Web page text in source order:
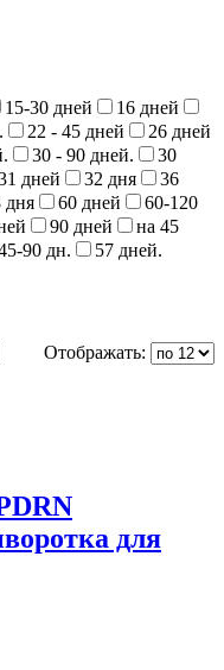
15-30 дней
16 дней
22 - 45 дней
26 дней
30 - 90 дней.
30
дней 32 дня
36
дня 60 дней
60-120
90 дней
на 45
90 дн.
57 дней.
Отображать:
для